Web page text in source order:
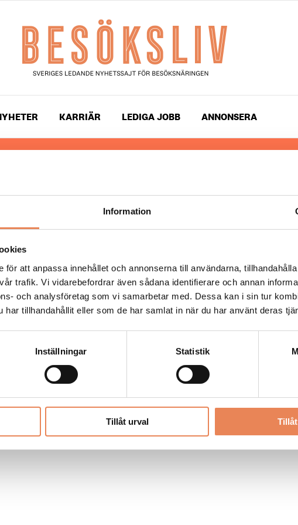
Information
för att anpassa innehållet och annonserna till användarna,
trafik. Vi vidarebefordrar även sådana identifierare och annan
och analysföretag som vi samarbetar med. Dessa kan i sin tur
har tillhandahållit eller som de har samlat in när du har använt deras
Inställningar Statistik
Tillåt urval
KARRIÄR LEDIGA JOBB ANNONSERA
du landets mest uppdaterade nyheter och snackisar inom
Besöksliv i sin tryckta form är ett affärsmagasin för ägare
Allt material på besoksliv.se är skyddat
enligt lagen om upphovsrätt.
PRENUMERERA ANNONSERA